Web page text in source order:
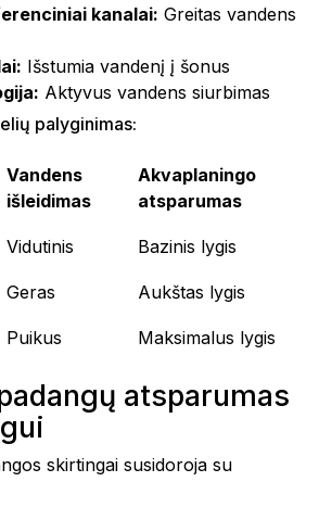
kanalai: Greitas vandens
Išstumia vandenį į šonus
Aktyvus vandens siurbimas
palyginimas:
Vandens
išleidimas
Akvaplaningo
atsparumas
Vidutinis Bazinis lygis
Geras Aukštas lygis
Puikus Maksimalus lygis
atsparumas
skirtingai susidoroja su